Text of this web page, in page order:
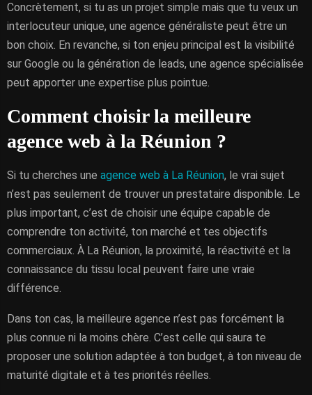
Concrètement, si tu as un projet simple mais que tu veux un
interlocuteur unique, une agence généraliste peut être un
bon choix. En revanche, si ton enjeu principal est la visibilité
sur Google ou la génération de leads, une agence spécialisée
peut apporter une expertise plus pointue.
Comment choisir la meilleure
agence web à la Réunion ?
Si tu cherches une agence web à La Réunion, le vrai sujet
n’est pas seulement de trouver un prestataire disponible. Le
plus important, c’est de choisir une équipe capable de
comprendre ton activité, ton marché et tes objectifs
commerciaux. À La Réunion, la proximité, la réactivité et la
connaissance du tissu local peuvent faire une vraie
différence.
Dans ton cas, la meilleure agence n’est pas forcément la
plus connue ni la moins chère. C’est celle qui saura te
proposer une solution adaptée à ton budget, à ton niveau de
maturité digitale et à tes priorités réelles.